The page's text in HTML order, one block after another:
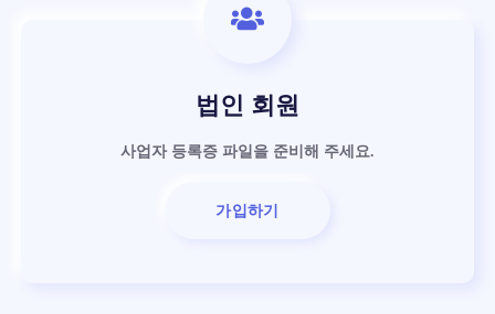
법인 회원
사업자 등록증 파일을 준비해 주세요.
가입하기